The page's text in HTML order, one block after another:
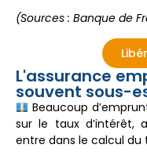
(Sources : Banque de
L'assurance
souvent sous-
Beaucoup
sur le taux d’intérêt,
entre dans le calcul du